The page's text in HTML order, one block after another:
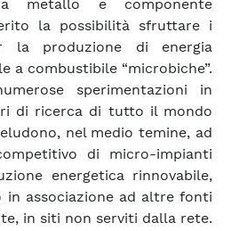
metallo e componente
la possibilità sfruttare i
la produzione di energia
a combustibile “microbiche”.
sperimentazioni in
di ricerca di tutto il mondo
nel medio temine, ad
di micro-impianti
energetica rinnovabile,
in associazione ad altre fonti
in siti non serviti dalla rete.